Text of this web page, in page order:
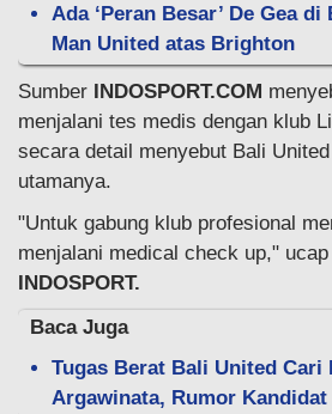
Ada ‘Peran Besar’ De Gea
Man United atas Brighton
Sumber INDOSPORT.COM
menjalani tes medis dengan klub
secara detail menyebut Bali
utamanya.
"Untuk gabung klub profesional
menjalani medical check up,"
INDOSPORT.
Baca Juga
Tugas Berat Bali United Cari
Argawinata, Rumor